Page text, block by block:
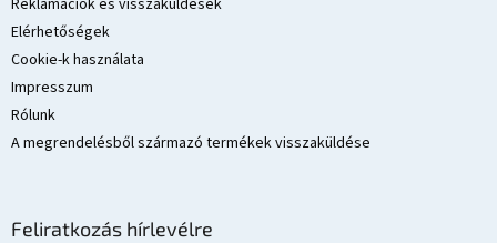
Reklamációk és visszaküldések
Elérhetőségek
Cookie-k használata
Impresszum
Rólunk
A megrendelésből származó termékek visszaküldése
Feliratkozás hírlevélre